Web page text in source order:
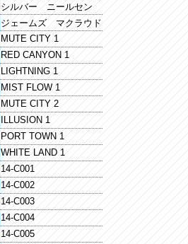
シルバー ニールセン
ジェームズ マクラウド
MUTE CITY 1
RED CANYON 1
LIGHTNING 1
MIST FLOW 1
MUTE CITY 2
ILLUSION 1
PORT TOWN 1
WHITE LAND 1
14-C001
14-C002
14-C003
14-C004
14-C005